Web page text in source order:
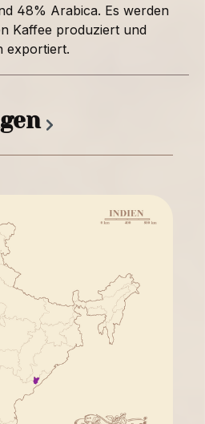
48% Arabica. Es werden
Kaffee produziert und
exportiert.